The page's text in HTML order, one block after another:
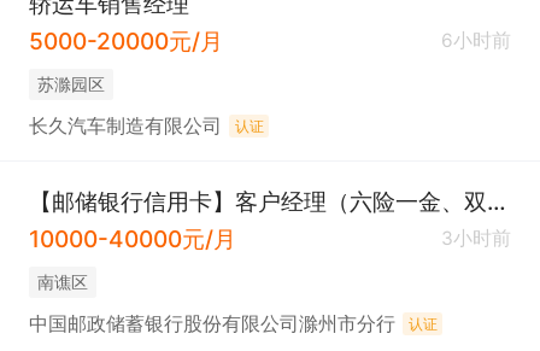
5000-20000元/月
6小时前
苏滁园区
长久汽车制造有限公司 认证
【邮储银行信用卡】客户经理（六险一金、双休）
10000-40000元/月
3小时前
南谯区
中国邮政储蓄银行股份有限公司滁州市分行 认证